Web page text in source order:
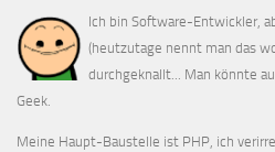
Ich bin Software-Entwickler,
(heutzutage nennt man das
durchgeknallt... Man könnte
Geek.
Meine Haupt-Baustelle ist PHP, ich